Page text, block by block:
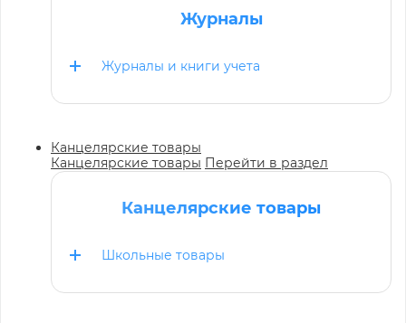
Журналы
Журналы и книги учета
Канцелярские товары
Канцелярские товары Перейти в раздел
Канцелярские товары
Школьные товары